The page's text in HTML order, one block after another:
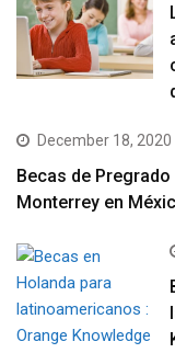
December 18, 2020
Becas de
Monterrey en